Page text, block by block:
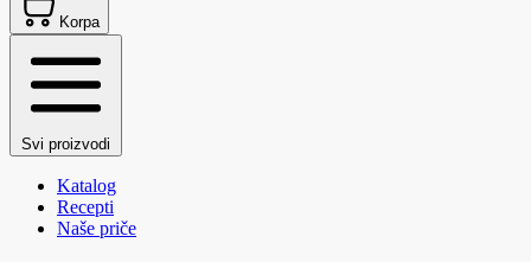
Korpa
Svi proizvodi
Katalog
Recepti
Naše priče